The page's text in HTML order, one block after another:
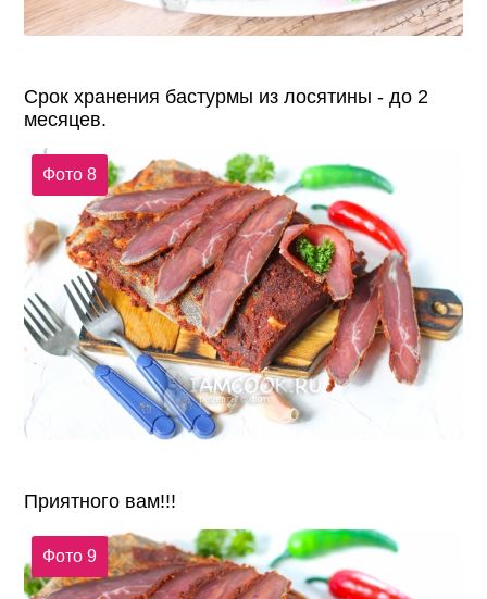
Срок хранения бастурмы из лосятины - до 2
месяцев.
Фото 8
Приятного вам!!!
Фото 9